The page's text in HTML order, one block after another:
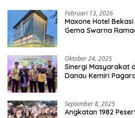
Februari 13, 2026
Maxone Hotel
Gema Swarna
Oktober 24, 2025
Sinergi Masyarakat
Danau Kemiri
September 8, 2025
Angkatan 1982